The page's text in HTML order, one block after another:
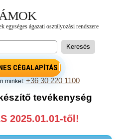
CÉGALAPÍTÁS
minket:+36 30 220 1100
tevékenység
2025.01.01-től!